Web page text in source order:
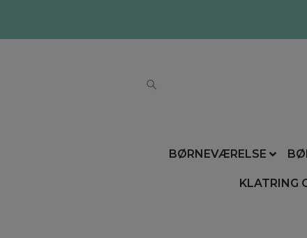
BØRNEVÆRELSE
KLATRING